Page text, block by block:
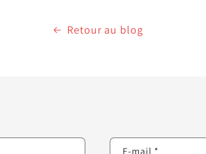
Retour au blog
E-mail *